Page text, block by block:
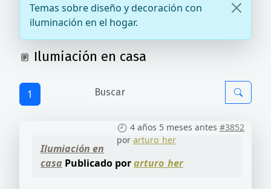
Temas sobre diseño y decoración con
iluminación en el hogar.
Ilumiación en casa
1
4 años 5 meses antes #3852
por arturo_her
Ilumiación en
casa Publicado porarturo_her